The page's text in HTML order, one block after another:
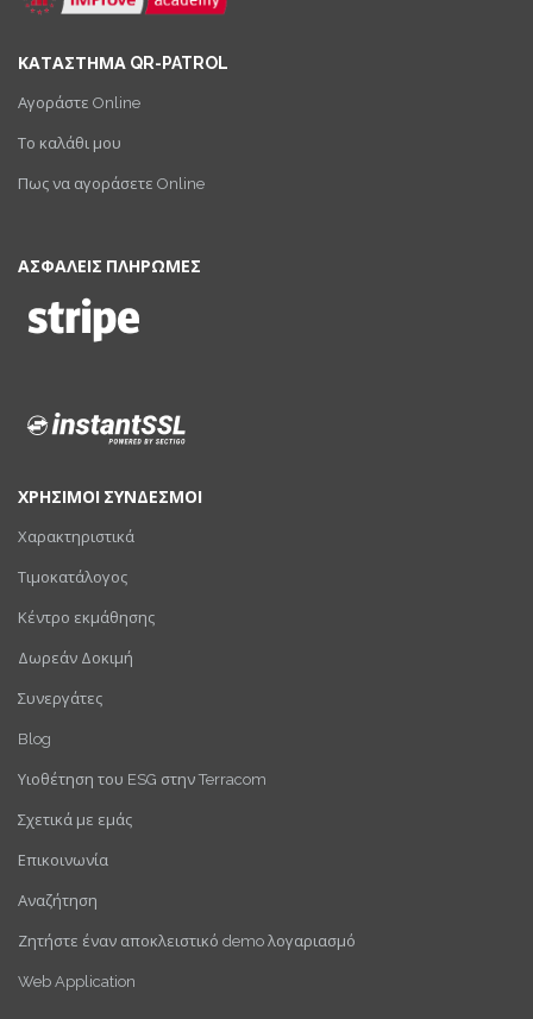
ΚΑΤΑΣΤΗΜΑ QR-PATROL
Αγοράστε Online
Το καλάθι μου
Πως να αγοράσετε Online
ΑΣΦΑΛΕΙΣ ΠΛΗΡΩΜΕΣ
ΧΡΗΣΙΜΟΙ ΣΥΝΔΕΣΜΟΙ
Χαρακτηριστικά
Τιμοκατάλογος
Κέντρο εκμάθησης
Δωρεάν Δοκιμή
Συνεργάτες
Blog
Υιοθέτηση του ESG στην Terracom
Σχετικά με εμάς
Επικοινωνία
Αναζήτηση
Ζητήστε έναν αποκλειστικό demo λογαριασμό
Web Application